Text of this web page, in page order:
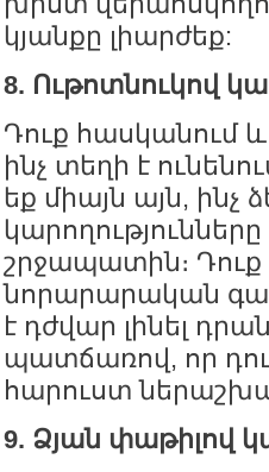
կյանքը լիարժեք:
8. Ութոտնուկով
Դուք հասկանում և
ինչ տեղի է
եք միայն այն, ինչ
շրջապատին։
նորարարական
է դժվար լինել
պատճառով, որ
հարուստ
9. Ձյան փաթիլով